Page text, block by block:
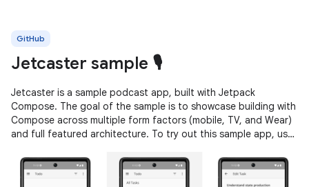
GitHub
Jetcaster sample 🎙️
Jetcaster is a sample podcast app, built with Jetpack
Compose. The goal of the sample is to showcase building with
Compose across multiple form factors (mobile, TV, and Wear)
and full featured architecture. To try out this sample app, use